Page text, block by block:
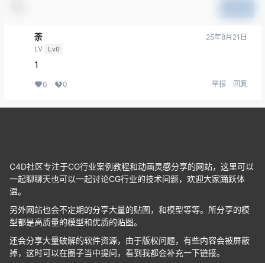
荼
LV Lv0
25年8月21日
1
0 0 举报 回复
C4D社区专注于CG行业案例教程和动画灵感分享的网站，这里可以
一起聊聊天也可以一起讨论CG行业的技术问题，欢迎大家踊跃体
温。
另外网站也会不定期的分享大量的贴图，和模型等等。所分享的模
型都是高质量的模型和优质的贴图。
还会分享大量破解的软件资源，由于版权问题，有些内容会被屏蔽
掉，这时可以在圈子当中提问，看到我都会补充一下链接。